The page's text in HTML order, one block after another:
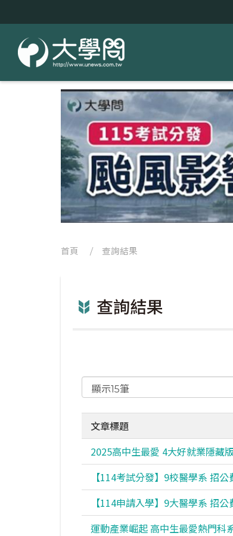
首頁 / 查詢結果
查詢結果
文章標題
2025高中生最愛 4大好就業隱藏
【114考試分發】9校醫學系 招
【114申請入學】9大醫學系 招
運動產業崛起 高中生最愛熱門科